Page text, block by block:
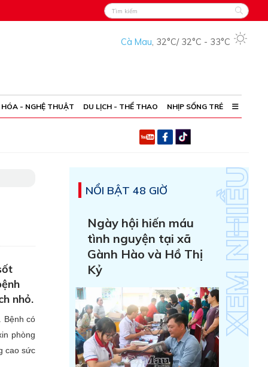
Cà Mau, 32°C/ 32°C - 33°C
- NGHỆ THUẬT DU LỊCH - THỂ THAO NHỊP SỐNG TRẺ
nhỏ.
Bệnh có
phòng
cao sức
NỔI BẬT 48 GIỜ
Ngày hội hiến máu
tình nguyện tại xã
Gành Hào và Hồ Thị
Kỷ